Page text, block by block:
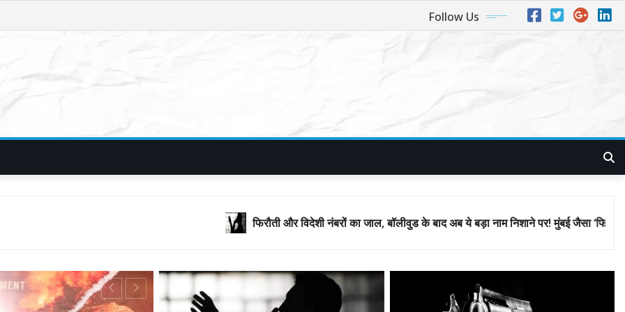
Follow Us
फिरौती और विदेशी नंबरों का जाल, बॉलीवुड के बाद अब ये बड़ा नाम निशाने पर! मुंबई जैसा ‘फिरौती खेल’ अब दिल्ली-पंजाब में?